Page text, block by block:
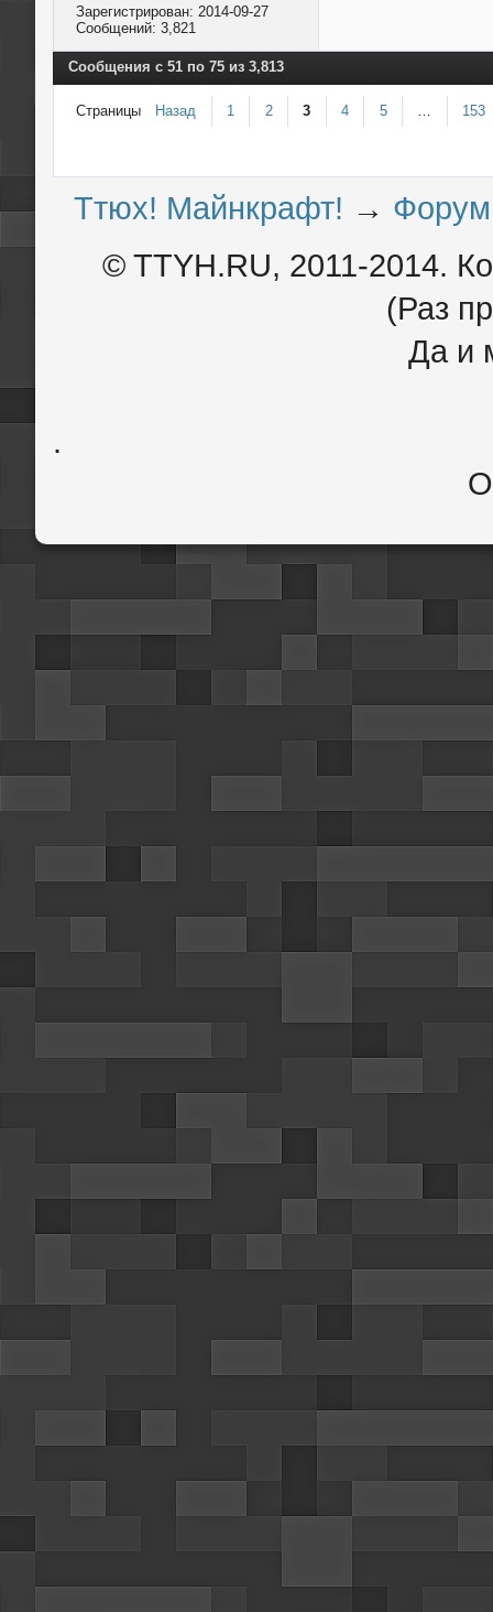
Зарегистрирован: 2014-09-27
Сообщений: 3,821
Сообщения с 51 по 75 из 3,813
Страницы Назад 1 2 3 4 5 153
Ттюх! Майнкрафт! → Форум
© TTYH.RU, 2011-2014.
(Раз
Да и
.